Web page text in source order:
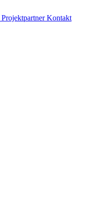
ProjektpartnerKontakt